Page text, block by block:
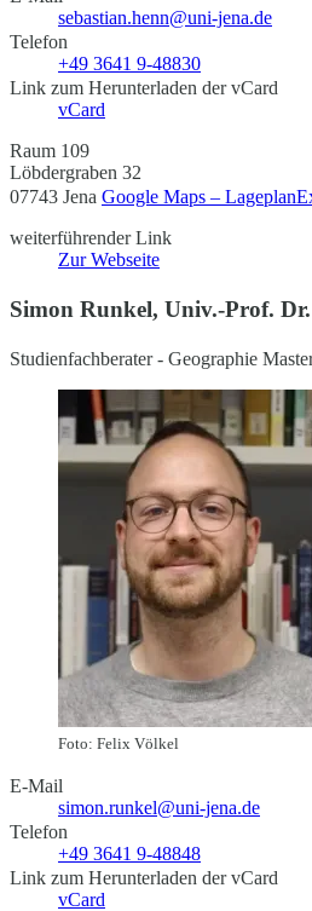
sebastian.henn@uni-jena.de
Telefon
+49 3641 9-48830
Link zum Herunterladen der vCard
vCard
Raum 109
Löbdergraben 32
07743 Jena Google Maps – Lageplan
weiterführender Link
Zur Webseite
Simon Runkel, Univ.-Prof. Dr.
Studienfachberater - Geographie
Foto: Felix Völkel
E-Mail
simon.runkel@uni-jena.de
Telefon
+49 3641 9-48848
Link zum Herunterladen der vCard
vCard